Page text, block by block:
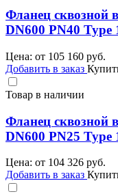
Фланец сквозной
DN600 PN40 Type
Цена: от 105 160 руб.
Добавить в заказ
Товар в наличии
Фланец сквозной
DN600 PN25 Type
Цена: от 104 326 руб.
Добавить в заказ